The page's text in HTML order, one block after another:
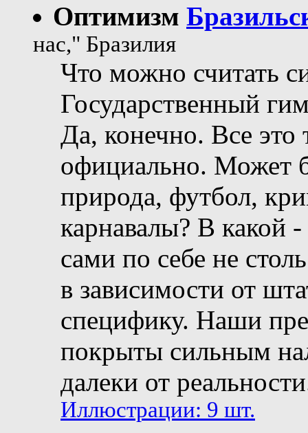
Оптимизм
нас," Бразилия
Что можно считать
Государственный
Да, конечно. Все
официально. Может
природа, футбол,
карнавалы? В какой
сами по себе не
в зависимости от
специфику. Наши
покрыты сильным
далеки от
Иллюстрации: 9 шт.